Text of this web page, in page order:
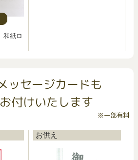
和紙ロ
ッセージカードも
付けいたします
※一部有料
お供え